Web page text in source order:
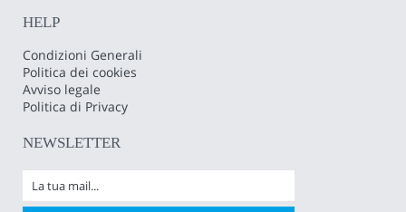
HELP
Condizioni Generali
Politica dei cookies
Avviso legale
Politica di Privacy
NEWSLETTER